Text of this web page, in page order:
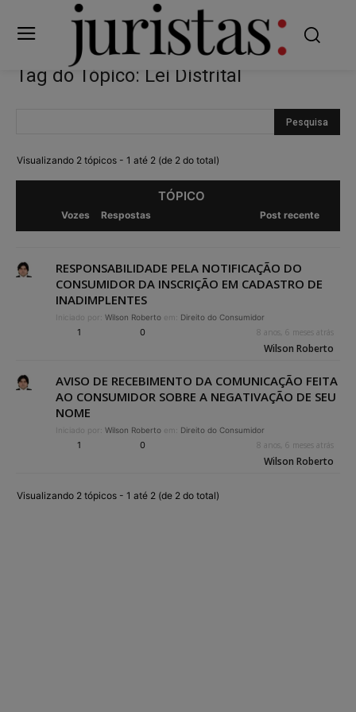
Tag do Tópico: Lei Distrital
Visualizando 2 tópicos - 1 até 2 (de 2 do total)
TÓPICO
Vozes Respostas Post recente
RESPONSABILIDADE PELA NOTIFICAÇÃO DO
CONSUMIDOR DA INSCRIÇÃO EM CADASTRO DE
INADIMPLENTES
Iniciado por: Wilson Roberto em: Direito do Consumidor
1 0 8 anos, 6 meses atrás
Wilson Roberto
AVISO DE RECEBIMENTO DA COMUNICAÇÃO FEITA
AO CONSUMIDOR SOBRE A NEGATIVAÇÃO DE SEU
NOME
Iniciado por: Wilson Roberto em: Direito do Consumidor
1 0 8 anos, 6 meses atrás
Wilson Roberto
Visualizando 2 tópicos - 1 até 2 (de 2 do total)